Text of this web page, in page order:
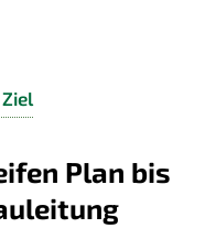
Plan bis